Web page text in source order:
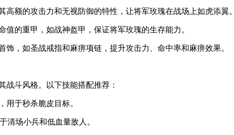
高额的攻击力和无视防御的特性，让将军玫瑰在战场上如虎添翼。
值的重甲，如战神盔甲，保证将军玫瑰的生存能力。
饰，如圣战戒指和麻痹项链，提升攻击力、命中率和麻痹效果。
战斗风格。以下技能搭配推荐：
用于秒杀脆皮目标。
清场小兵和低血量敌人。